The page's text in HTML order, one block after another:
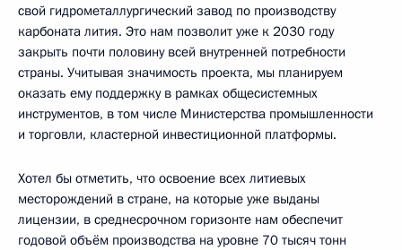
свой гидрометаллургический завод по производству
карбоната лития. Это нам позволит уже к 2030 году
закрыть почти половину всей внутренней потребности
страны. Учитывая значимость проекта, мы планируем
оказать ему поддержку в рамках общесистемных
инструментов, в том числе Министерства промышленности
и торговли, кластерной инвестиционной платформы.
Хотел бы отметить, что освоение всех литиевых
месторождений в стране, на которые уже выданы
лицензии, в среднесрочном горизонте нам обеспечит
годовой объём производства на уровне 70 тысяч тонн